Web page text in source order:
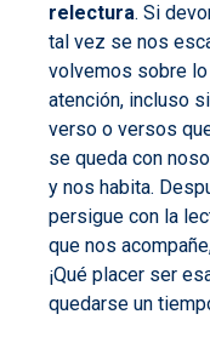
relectura. Si
tal vez se nos
volvemos sobre
atención, incluso
verso o versos
se queda con
y nos habita.
persigue con la
que nos
¡Qué placer ser
quedarse un